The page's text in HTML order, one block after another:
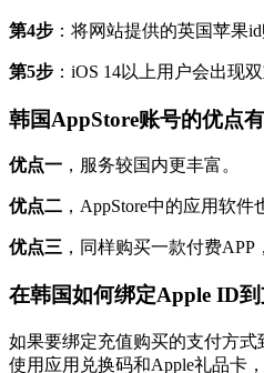
第4步 ：将网站提供的英国苹果
第5步 ：iOS 14以上用户会出现
韩国AppStore账号的优点
优点一 ，服务较国内更丰富。
优点二 ，AppStore中的应用软件
优点三 ，同样购买一款付费
在韩国如何绑定Apple ID到
如果要绑定充值购买的支付方
使用应用兑换码和Apple礼品卡